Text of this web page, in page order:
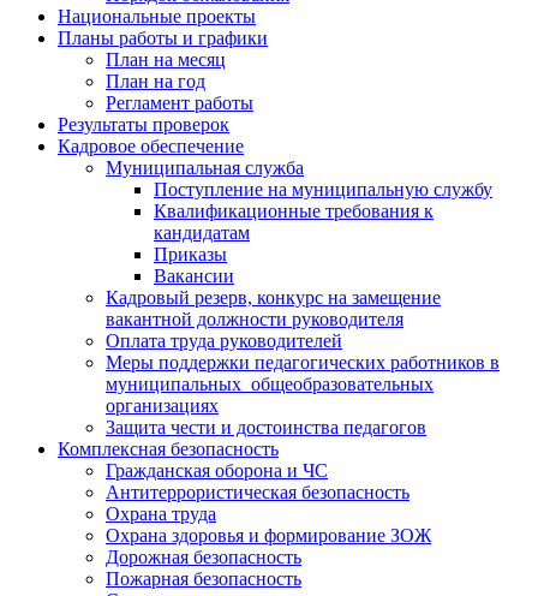
Национальные проекты
Планы работы и графики
План на месяц
План на год
Регламент работы
Результаты проверок
Кадровое обеспечение
Муниципальная служба
Поступление на муниципальную службу
Квалификационные требования к
кандидатам
Приказы
Вакансии
Кадровый резерв, конкурс на замещение
вакантной должности руководителя
Оплата труда руководителей
Меры поддержки педагогических работников в
муниципальных общеобразовательных
организациях
Защита чести и достоинства педагогов
Комплексная безопасность
Гражданская оборона и ЧС
Антитеррористическая безопасность
Охрана труда
Охрана здоровья и формирование ЗОЖ
Дорожная безопасность
Пожарная безопасность